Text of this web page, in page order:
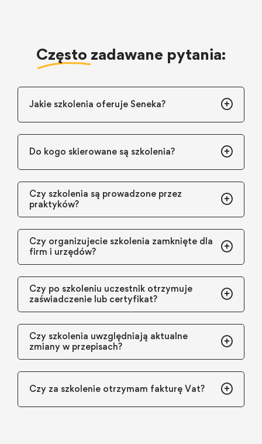
Często zadawane pytania:
Jakie szkolenia oferuje Seneka?
Do kogo skierowane są szkolenia?
Czy szkolenia są prowadzone przez
praktyków?
Czy organizujecie szkolenia zamknięte dla
firm i urzędów?
Czy po szkoleniu uczestnik otrzymuje
zaświadczenie lub certyfikat?
Czy szkolenia uwzględniają aktualne
zmiany w przepisach?
Czy za szkolenie otrzymam fakturę Vat?